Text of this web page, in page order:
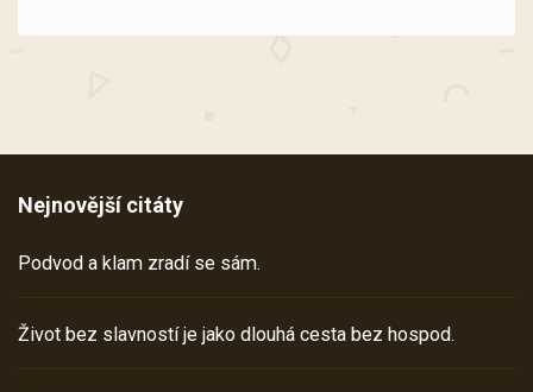
Nejnovější citáty
Podvod a klam zradí se sám.
Život bez slavností je jako dlouhá cesta bez hospod.